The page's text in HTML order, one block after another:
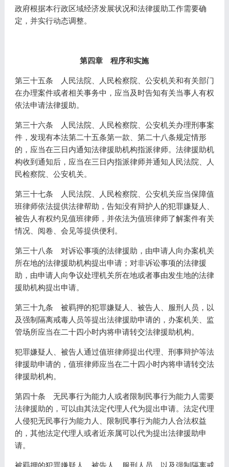
政府根据本行政区域经济发展状况和法律援助工作需要确
定，并实行动态调整。
第四章 程序和实施
第三十五条 人民法院、人民检察院、公安机关和有关部门
在办理案件或者相关事务中，应当及时告知有关当事人有权
依法申请法律援助。
第三十六条 人民法院、人民检察院、公安机关办理刑事案
件，发现有本法第二十五条第一款、第二十八条规定情形
的，应当在三日内通知法律援助机构指派律师。法律援助机
构收到通知后，应当在三日内指派律师并通知人民法院、人
民检察院、公安机关。
第三十七条 人民法院、人民检察院、公安机关应当保障值
班律师依法提供法律帮助，告知没有辩护人的犯罪嫌疑人、
被告人有权约见值班律师，并依法为值班律师了解案件有关
情况、阅卷、会见等提供便利。
第三十八条 对诉讼事项的法律援助，由申请人向办案机关
所在地的法律援助机构提出申请；对非诉讼事项的法律援
助，由申请人向争议处理机关所在地或者事由发生地的法律
援助机构提出申请。
第三十九条 被羁押的犯罪嫌疑人、被告人、服刑人员，以
及强制隔离戒毒人员等提出法律援助申请的，办案机关、监
管场所应当在二十四小时内将申请转交法律援助机构。
犯罪嫌疑人、被告人通过值班律师提出代理、刑事辩护等法
律援助申请的，值班律师应当在二十四小时内将申请转交法
律援助机构。
第四十条 无民事行为能力人或者限制民事行为能力人需要
法律援助的，可以由其法定代理人代为提出申请。法定代理
人侵犯无民事行为能力人、限制民事行为能力人合法权益
的，其他法定代理人或者近亲属可以代为提出法律援助申
请。
被羁押的犯罪嫌疑人、被告人、服刑人员，以及强制隔离戒